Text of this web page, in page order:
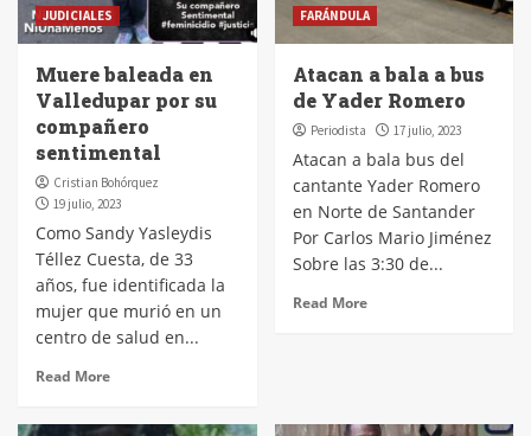
JUDICIALES
Muere baleada en
Valledupar por su
compañero
sentimental
Cristian Bohórquez
19 julio, 2023
Como Sandy Yasleydis
Téllez Cuesta, de 33
años, fue identificada la
mujer que murió en un
centro de salud en...
Read More
FARÁNDULA
Atacan a bala a bus
de Yader Romero
Periodista 17 julio, 2023
Atacan a bala bus del
cantante Yader Romero
en Norte de Santander
Por Carlos Mario Jiménez
Sobre las 3:30 de...
Read More